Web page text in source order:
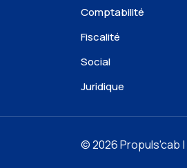
Comptabilité
Fiscalité
Social
Juridique
© 2026 Propuls'cab |